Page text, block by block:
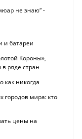
не знаю“ -
и батареи
Короны»,
ряде стран
как никогда
городов мира: кто
цены на